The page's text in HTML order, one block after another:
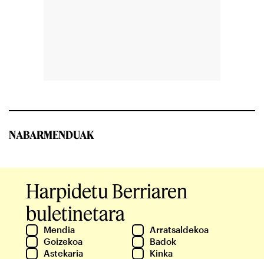
NABARMENDUAK
Harpidetu Berriaren
buletinetara
Mendia
Arratsaldekoa
Goizekoa
Badok
Astekaria
Kinka